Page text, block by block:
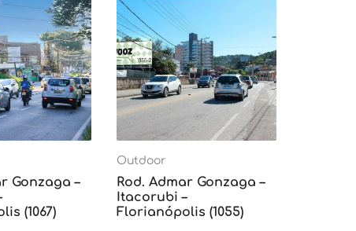
Gonzaga –
(1067)
Outdoor
Rod. Admar Gonzaga –
Itacorubi –
Florianópolis (1055)